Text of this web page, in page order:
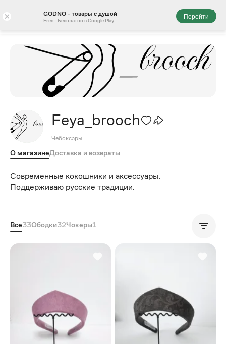
× GODNO - товары с душой
Free - Бесплатно в Google Play
Перейти
Feya_brooch
Чебоксары
О магазинеДоставка и возвраты
Современные кокошники и аксессуары.
Поддерживаю русские традиции.
Все33Ободки32Чокеры1 Популярные